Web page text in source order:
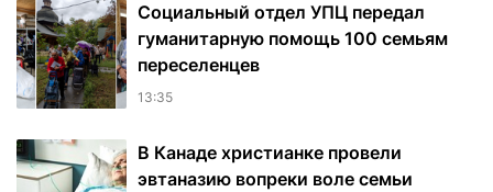
Социальный отдел УПЦ передал
гуманитарную помощь 100 семьям
переселенцев
13:35
В Канаде христианке провели
эвтаназию вопреки воле семьи